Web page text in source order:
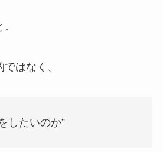
はなく、
したいのか”